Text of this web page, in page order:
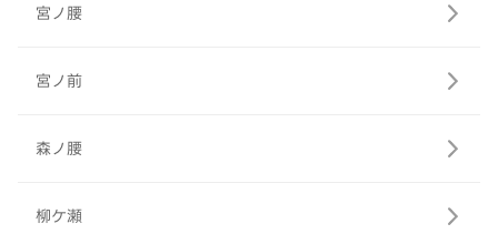
宮ノ腰
宮ノ前
森ノ腰
柳ケ瀬